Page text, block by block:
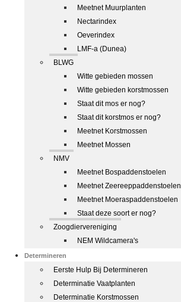
Meetnet Muurplanten
Nectarindex
Oeverindex
LMF-a (Dunea)
BLWG
Witte gebieden mossen
Witte gebieden korstmossen
Staat dit mos er nog?
Staat dit korstmos er nog?
Meetnet Korstmossen
Meetnet Mossen
NMV
Meetnet Bospaddenstoelen
Meetnet Zeereeppaddenstoelen
Meetnet Moeraspaddenstoelen
Staat deze soort er nog?
Zoogdiervereniging
NEM Wildcamera's
Determineren
Eerste Hulp Bij Determineren
Determinatie Vaatplanten
Determinatie Korstmossen